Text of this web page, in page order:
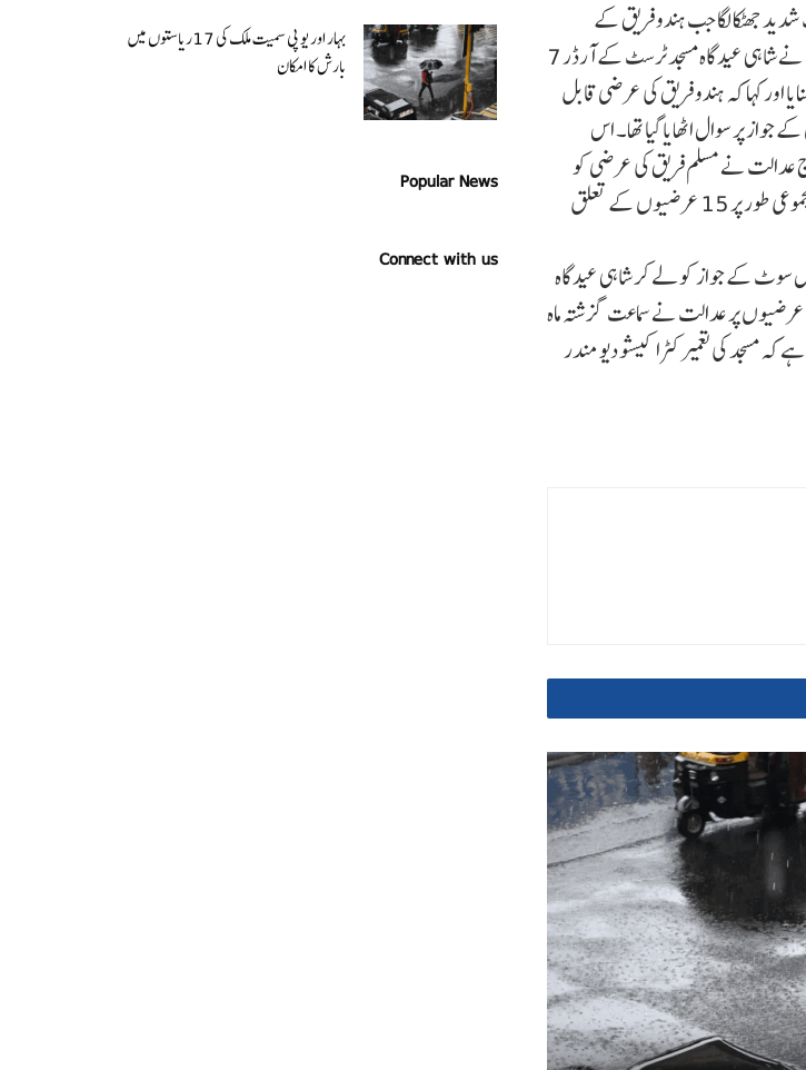
جھٹکا لگا جب ہندو فریق کے
مقدمات کے جواز پر سوال اٹھانے والی عرضی الٰہ آباد ہائی کورٹ نے خارج کر دی۔ عدالت نے شاہی عیدگاہ مسجد ٹرسٹ کے آرڈر 7
اور کہا کہ ہندو فریق کی عرضی قابل
پر سوال اٹھایا گیا تھا۔ اس
لیا تھا۔ آج عدالت نے مسلم فریق کی عرضی کو
خارج کرنے کا حکم صادر کیا۔ متھرا کے شری کرشن جنم بھومی اور شاہی عیدگاہ سے متعلق مجموعی طور پر 15 عرضیوں کے تعلق
سوٹ کے جواز کو لے کر شاہی عیدگاہ
طرف سے سی پی سی آرڈر 7 رول 11 کے تحت داخل عرضیوں پر عدالت نے سماعت گزشتہ ماہ
مسجد کی تعمیر کٹرا کیشو دیو مندر
بہار اور یو پی سمیت ملک کی 17ریاستوں میں
بارش کا امکان
Popular News
Connect with us